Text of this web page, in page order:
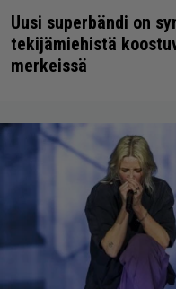
Uusi superbändi on
tekijämiehistä
merkeissä